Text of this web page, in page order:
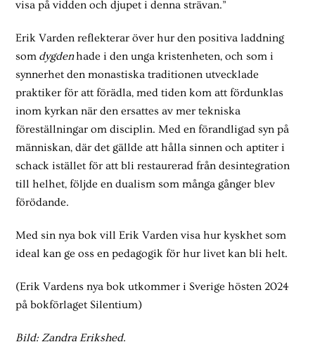
visa på vidden och djupet i denna strävan.”
Erik Varden reflekterar över hur den positiva laddning
som dygdenhade i den unga kristenheten, och som i
synnerhet den monastiska traditionen utvecklade
praktiker för att förädla, med tiden kom att fördunklas
inom kyrkan när den ersattes av mer tekniska
föreställningar om disciplin. Med en förandligad syn på
människan, där det gällde att hålla sinnen och aptiter i
schack istället för att bli restaurerad från desintegration
till helhet, följde en dualism som många gånger blev
förödande.
Med sin nya bok vill Erik Varden visa hur kyskhet som
ideal kan ge oss en pedagogik för hur livet kan bli helt.
(Erik Vardens nya bok utkommer i Sverige hösten 2024
på bokförlaget Silentium)
Bild: Zandra Erikshed.